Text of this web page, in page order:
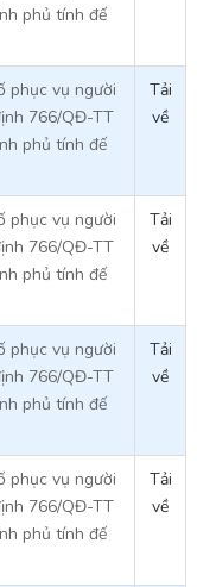
phủ tính đế
phục vụ người
766/QĐ-TT
phủ tính đế
Tải
về
phục vụ người
766/QĐ-TT
phủ tính đế
Tải
về
phục vụ người
766/QĐ-TT
phủ tính đế
Tải
về
phục vụ người
766/QĐ-TT
phủ tính đế
Tải
về